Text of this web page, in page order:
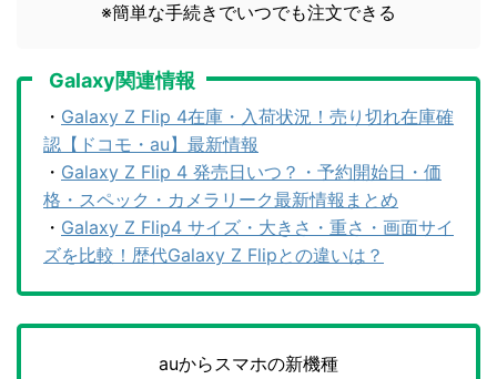
※簡単な手続きでいつでも注文できる
Galaxy関連情報
・ Galaxy Z Flip 4在庫・入荷状況！売り切れ在庫確
認【ドコモ・au】最新情報
・ Galaxy Z Flip 4 発売日いつ？・予約開始日・価
格・スペック・カメラリーク最新情報まとめ
・ Galaxy Z Flip4 サイズ・大きさ・重さ・画面サイ
ズを比較！歴代Galaxy Z Flipとの違いは？
auからスマホの新機種